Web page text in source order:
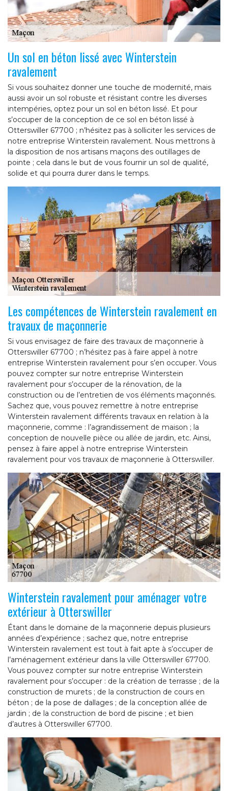
Un sol en béton lissé avec Winterstein
ravalement
Si vous souhaitez donner une touche de modernité, mais
aussi avoir un sol robuste et résistant contre les diverses
intempéries, optez pour un sol en béton lissé. Et pour
s’occuper de la conception de ce sol en béton lissé à
Otterswiller 67700 ; n’hésitez pas à solliciter les services de
notre entreprise Winterstein ravalement. Nous mettrons à
la disposition de nos artisans maçons des outillages de
pointe ; cela dans le but de vous fournir un sol de qualité,
solide et qui pourra durer dans le temps.
Les compétences de Winterstein ravalement en
travaux de maçonnerie
Si vous envisagez de faire des travaux de maçonnerie à
Otterswiller 67700 ; n’hésitez pas à faire appel à notre
entreprise Winterstein ravalement pour s’en occuper. Vous
pouvez compter sur notre entreprise Winterstein
ravalement pour s’occuper de la rénovation, de la
construction ou de l’entretien de vos éléments maçonnés.
Sachez que, vous pouvez remettre à notre entreprise
Winterstein ravalement différents travaux en relation à la
maçonnerie, comme : l’agrandissement de maison ; la
conception de nouvelle pièce ou allée de jardin, etc. Ainsi,
pensez à faire appel à notre entreprise Winterstein
ravalement pour vos travaux de maçonnerie à Otterswiller.
Winterstein ravalement pour aménager votre
extérieur à Otterswiller
Étant dans le domaine de la maçonnerie depuis plusieurs
années d’expérience ; sachez que, notre entreprise
Winterstein ravalement est tout à fait apte à s’occuper de
l’aménagement extérieur dans la ville Otterswiller 67700.
Vous pouvez compter sur notre entreprise Winterstein
ravalement pour s’occuper : de la création de terrasse ; de la
construction de murets ; de la construction de cours en
béton ; de la pose de dallages ; de la conception allée de
jardin ; de la construction de bord de piscine ; et bien
d’autres à Otterswiller 67700.